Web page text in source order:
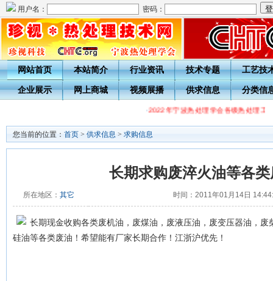
用户名： 密码：
网站首页 本站简介 行业资讯 技术专题 工艺技
企业展示 网上商城 视频展播 供求信息 分类信
·2022年宁波热处理学会各级热处理工
您当前的位置： 首页 > 供求信息 > 求购信息
长期求购废淬火油等各
所在地区： 其它 时间：2011年01月14日
长期现金收购各类废机油，废煤油，废液压油，废变压器油，
硅油等各类废油！希望能有厂家长期合作！江浙沪优先！